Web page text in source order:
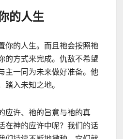
的人生
你的人生。而且祂会按照祂
的方式来完成。仇敌不希望
主一同为未来做好准备。他
踏入未知之地。
应许、祂的旨意与祂的真
在神的应许中呢？我们的话